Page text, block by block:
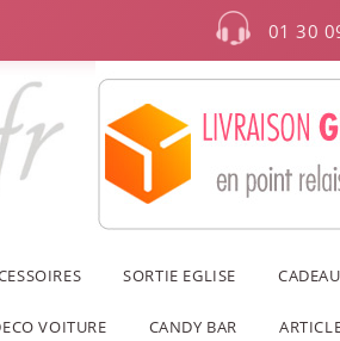
01 30
SORTIE EGLISE
VOITURE CANDY BAR